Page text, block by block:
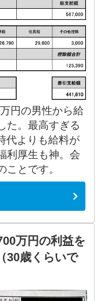
円の男性から給
た。最高すぎる
代よりも給料が
利厚生も神。会
とです。
万円の利益を
30歳くらいで